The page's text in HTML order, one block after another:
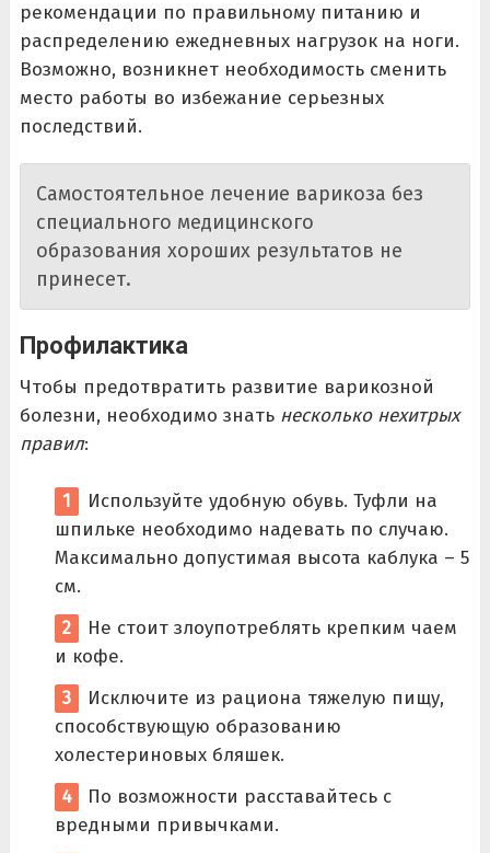
рекомендации по правильному питанию и
распределению ежедневных нагрузок на ноги.
Возможно, возникнет необходимость сменить
место работы во избежание серьезных
последствий.
Самостоятельное лечение варикоза без
специального медицинского
образования хороших результатов не
принесет.
Профилактика
Чтобы предотвратить развитие варикозной
болезни, необходимо знать несколько нехитрых
правил:
Используйте удобную обувь. Туфли на
шпильке необходимо надевать по случаю.
Максимально допустимая высота каблука – 5
см.
Не стоит злоупотреблять крепким чаем
и кофе.
Исключите из рациона тяжелую пищу,
способствующую образованию
холестериновых бляшек.
По возможности расставайтесь с
вредными привычками.